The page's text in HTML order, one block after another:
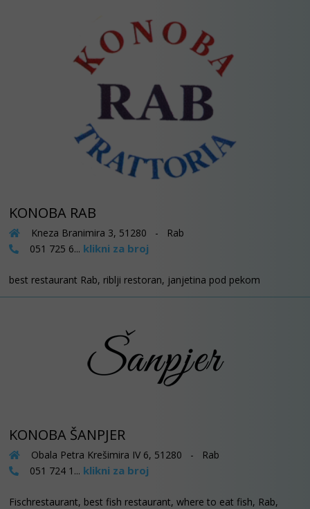
KONOBA RAB
Kneza Branimira 3, 51280 - Rab
051 725 6... klikni za broj
best restaurant Rab, riblji restoran, janjetina pod pekom
KONOBA ŠANPJER
Obala Petra Krešimira IV 6, 51280 - Rab
051 724 1... klikni za broj
Fischrestaurant, best fish restaurant, where to eat fish, Rab,